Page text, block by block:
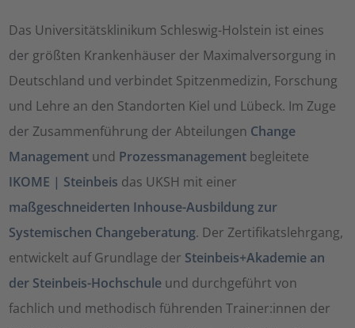
Das Universitätsklinikum Schleswig-Holstein ist eines
der größten Krankenhäuser der Maximalversorgung in
Deutschland und verbindet Spitzenmedizin, Forschung
und Lehre an den Standorten Kiel und Lübeck. Im Zuge
der Zusammenführung der Abteilungen Change
Management und Prozessmanagement begleitete
IKOME | Steinbeis das UKSH mit einer
maßgeschneiderten Inhouse-Ausbildung zur
Systemischen Changeberatung. Der Zertifikatslehrgang,
entwickelt auf Grundlage der Steinbeis+Akademie an
der Steinbeis-Hochschule und durchgeführt von
fachlich und methodisch führenden Trainer:innen der